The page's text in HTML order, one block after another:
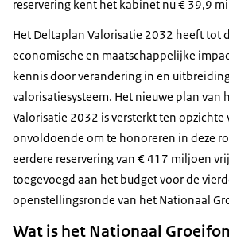
reservering kent het kabinet nu € 39,9
Het Deltaplan Valorisatie 2032 heeft tot
economische en maatschappelijke
kennis door verandering in en
valorisatiesysteem. Het nieuwe plan van
Valorisatie 2032 is versterkt ten opzichte
onvoldoende om te honoreren in deze
eerdere reservering van € 417 miljoen
toegevoegd aan het budget voor de
openstellingsronde van het Nationaal
Wat is het Nationaal